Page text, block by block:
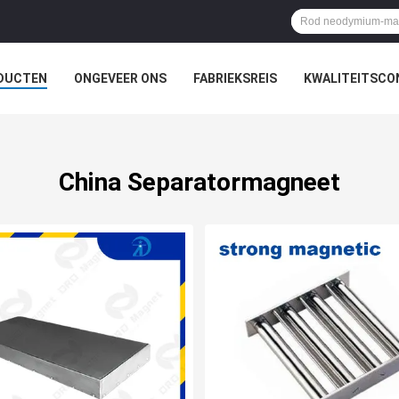
ONGEVEER ONS FABRIEKSREIS
China Separatormagneet